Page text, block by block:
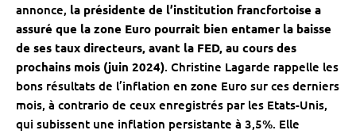
annonce, la présidente de l’institution francfortoise a
assuré que la zone Euro pourrait bien entamer la baisse
de ses taux directeurs, avant la FED, au cours des
prochains mois (juin 2024). Christine Lagarde rappelle les
bons résultats de l’inflation en zone Euro sur ces derniers
mois, à contrario de ceux enregistrés par les Etats-Unis,
qui subissent une inflation persistante à 3,5%. Elle